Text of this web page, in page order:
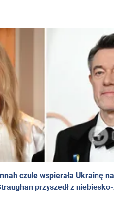
czule wspierała Ukrainę
przyszedł z